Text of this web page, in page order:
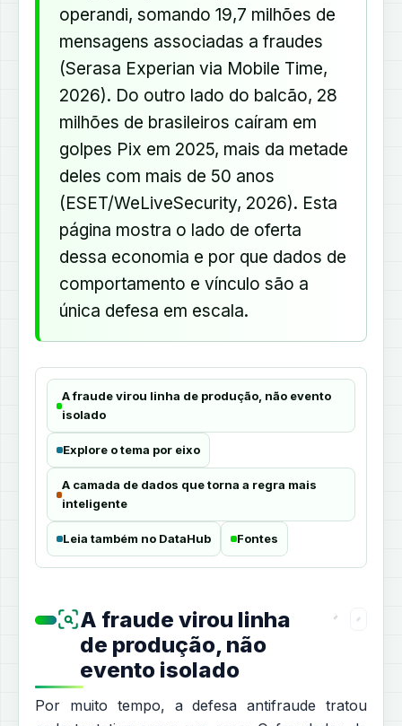
operandi, somando 19,7 milhões de
mensagens associadas a fraudes
(Serasa Experian via Mobile Time,
2026). Do outro lado do balcão, 28
milhões de brasileiros caíram em
golpes Pix em 2025, mais da metade
deles com mais de 50 anos
(ESET/WeLiveSecurity, 2026). Esta
página mostra o lado de oferta
dessa economia e por que dados de
comportamento e vínculo são a
única defesa em escala.
A fraude virou linha de produção, não evento
isolado
Explore o tema por eixo
A camada de dados que torna a regra mais
inteligente
Leia também no DataHub Fontes
A fraude virou linha
de produção, não
evento isolado
Por muito tempo, a defesa antifraude tratou